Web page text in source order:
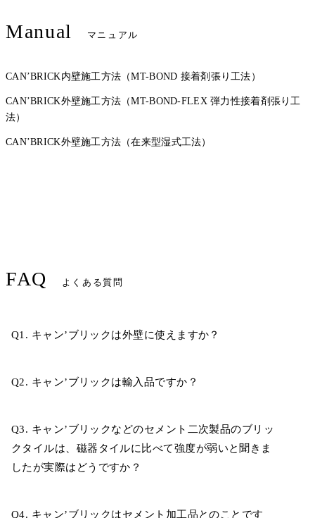
Manual マニュアル
CAN’BRICK内壁施工方法（MT-BOND 接着剤張り工法）
CAN’BRICK外壁施工方法（MT-BOND-FLEX 弾力性接着剤張り工
法）
CAN’BRICK外壁施工方法（在来型湿式工法）
FAQ よくある質問
Q1. キャン’ブリックは外壁に使えますか？
Q2. キャン’ブリックは輸入品ですか？
Q3. キャン’ブリックなどのセメント二次製品のブリッ
クタイルは、磁器タイルに比べて強度が弱いと聞きま
したが実際はどうですか？
Q4. キャン’ブリックはセメント加工品とのことです